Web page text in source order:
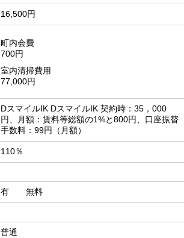
16,500円
町内会費
700円
室内清掃費用
77,000円
DスマイルIK DスマイルIK 契約時：35，000
円、月額：賃料等総額の1%と800円、口座振替
手数料：99円（月額）
110％
有 無料
普通